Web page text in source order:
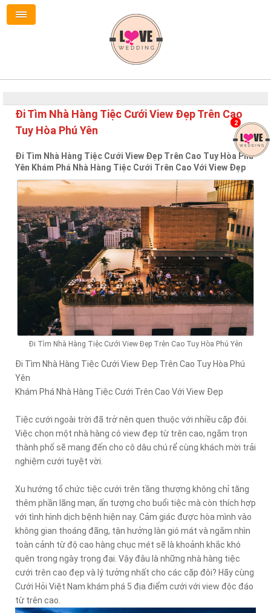
Đi Tìm Nhà Hàng Tiệc Cưới View Đẹp Trên Cao
Tuy Hòa Phú Yên
Đi Tìm Nhà Hàng Tiệc Cưới View Đẹp Trên Cao Tuy Hòa Phú
Yên Khám Phá Nhà Hàng Tiệc Cưới Trên Cao Với View Đẹp
Đi Tìm Nhà Hàng Tiệc Cưới View Đẹp Trên Cao Tuy Hòa Phú Yên
Đi Tìm Nhà Hàng Tiệc Cưới View Đẹp Trên Cao Tuy Hòa Phú
Yên
Khám Phá Nhà Hàng Tiệc Cưới Trên Cao Với View Đẹp
Tiệc cưới ngoài trời đã trở nên quen thuộc với nhiều cặp đôi.
Việc chọn một nhà hàng có view đẹp từ trên cao, ngắm trọn
thành phố sẽ mang đến cho cô dâu chú rể cùng khách mời trải
nghiệm cưới tuyệt vời.
Xu hướng tổ chức tiệc cưới trên tầng thượng không chỉ tăng
thêm phần lãng mạn, ấn tượng cho buổi tiệc mà còn thích hợp
với tình hình dịch bệnh hiện nay. Cảm giác được hòa mình vào
không gian thoáng đãng, tận hưởng làn gió mát và ngắm nhìn
toàn cảnh từ độ cao hàng chục mét sẽ là khoảnh khắc khó
quên trong ngày trọng đại. Vậy đâu là những nhà hàng tiệc
cưới trên cao đẹp và lý tưởng nhất cho các cặp đôi? Hãy cùng
Cưới Hỏi Việt Nam khám phá 5 địa điểm cưới với view độc đáo
từ trên cao.
2